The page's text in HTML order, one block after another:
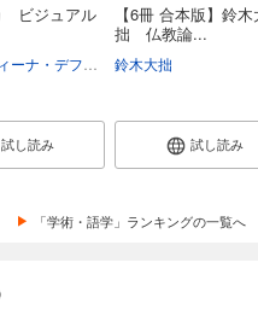
ビジュアル
ヴァレンティーナ・デフィリーポ アンドリュー・
試し読み
【6冊 合本版】鈴木
拙 仏教論...
鈴木大拙
試し読み
「学術・語学」ランキングの一覧へ